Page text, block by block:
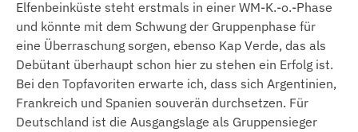
Elfenbeinküste steht erstmals in einer WM-K.-o.-Phase
und könnte mit dem Schwung der Gruppenphase für
eine Überraschung sorgen, ebenso Kap Verde, das als
Debütant überhaupt schon hier zu stehen ein Erfolg ist.
Bei den Topfavoriten erwarte ich, dass sich Argentinien,
Frankreich und Spanien souverän durchsetzen. Für
Deutschland ist die Ausgangslage als Gruppensieger